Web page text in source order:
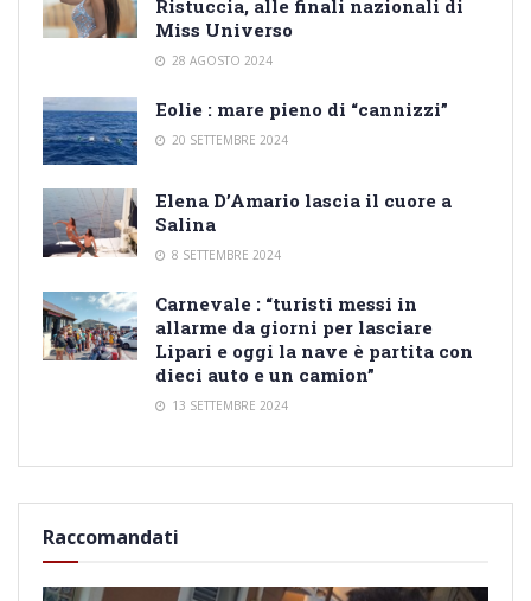
Ristuccia, alle finali nazionali di
Miss Universo
28 AGOSTO 2024
Eolie : mare pieno di “cannizzi”
20 SETTEMBRE 2024
Elena D’Amario lascia il cuore a
Salina
8 SETTEMBRE 2024
Carnevale : “turisti messi in
allarme da giorni per lasciare
Lipari e oggi la nave è partita con
dieci auto e un camion”
13 SETTEMBRE 2024
Raccomandati